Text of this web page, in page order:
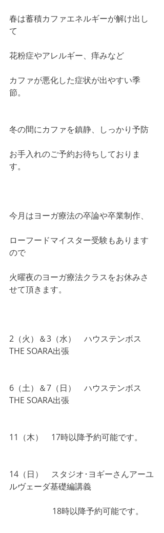
春は蓄積カファエネルギーが解け出し
て
花粉症やアレルギー、痒みなど
カファが悪化した症状が出やすい季
節。
冬の間にカファを鎮静、しっかり予防
お手入れのご予約お待ちしておりま
す。
今月はヨーガ療法の卒論や卒業制作、
ローフードマイスター受験もあります
ので
火曜夜のヨーガ療法クラスをお休みさ
せて頂きます。
2（火）＆3（水）　ハウステンボス
THE SOARA出張
6（土）＆7（日）　ハウステンボス
THE SOARA出張
11（木）　17時以降予約可能です。
14（日）　スタジオ･ヨギーさんアーユ
ルヴェーダ基礎編講義
18時以降予約可能です。